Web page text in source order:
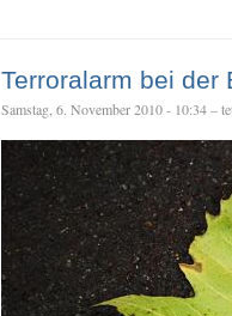
Terroralarm bei der
Samstag, 6. November 2010 - 10:34 –